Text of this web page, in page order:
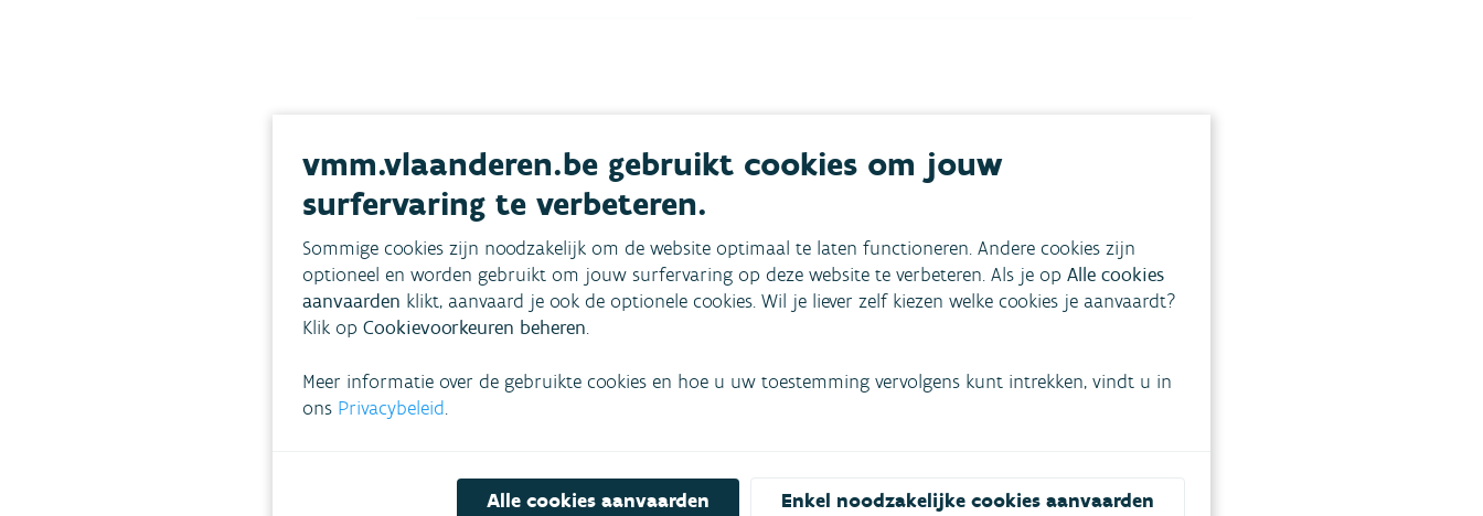
Gerelateerde diensten & producten
Toelating
waterhergebrui
k
De toelating waterhergebruik
gebruik van (gezuiverd)
afvalwater als waterbron voor
BEDRIJFSAFVALWATER
Vrijstelling
heffing circulair
afvalwater
voorwaarden vrijgesteld van
BEDRIJFSAFVALWATER
vmm.vlaanderen.be gebruikt cookies om jouw
surfervaring te verbeteren.
Sommige cookies zijn noodzakelijk om de website optimaal te laten functioneren. Andere cookies zijn
optioneel en worden gebruikt om jouw surfervaring op deze website te verbeteren. Als je op Alle cookies
aanvaarden klikt, aanvaard je ook de optionele cookies. Wil je liever zelf kiezen welke cookies je aanvaardt?
Klik op Cookievoorkeuren beheren.
Meer informatie over de gebruikte cookies en hoe u uw toestemming vervolgens kunt intrekken, vindt u in
ons Privacybeleid.
Alle cookies aanvaarden Enkel noodzakelijke cookies aanvaarden